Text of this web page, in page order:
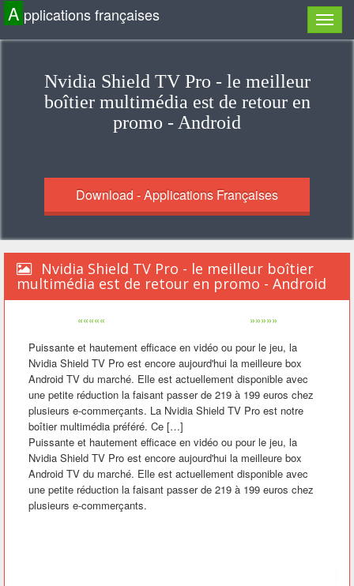
A pplications françaises
Nvidia Shield TV Pro - le meilleur
boîtier multimédia est de retour en
promo - Android
Download - Applications Françaises
Nvidia Shield TV Pro - le meilleur boîtier
multimédia est de retour en promo - Android
«««««
»»»»»
Puissante et hautement efficace en vidéo ou pour le jeu, la
Nvidia Shield TV Pro est encore aujourd'hui la meilleure box
Android TV du marché. Elle est actuellement disponible avec
une petite réduction la faisant passer de 219 à 199 euros chez
plusieurs e-commerçants. La Nvidia Shield TV Pro est notre
boîtier multimédia préféré. Ce […]
Puissante et hautement efficace en vidéo ou pour le jeu, la
Nvidia Shield TV Pro est encore aujourd'hui la meilleure box
Android TV du marché. Elle est actuellement disponible avec
une petite réduction la faisant passer de 219 à 199 euros chez
plusieurs e-commerçants.